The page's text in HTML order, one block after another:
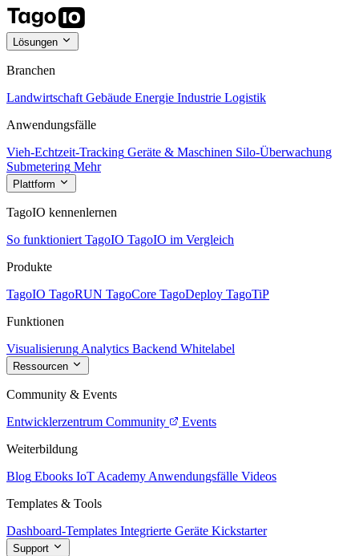
Lösungen
Branchen
Landwirtschaft Gebäude Energie Industrie Logistik
Anwendungsfälle
Vieh-Echtzeit-Tracking Geräte & Maschinen Silo-Überwachung
Submetering Mehr
Plattform
TagoIO kennenlernen
So funktioniert TagoIO TagoIO im Vergleich
Produkte
TagoIO TagoRUN TagoCore TagoDeploy TagoTiP
Funktionen
Visualisierung Analytics Backend Whitelabel
Ressourcen
Community & Events
Entwicklerzentrum Community
Events
Weiterbildung
Blog Ebooks IoT Academy Anwendungsfälle Videos
Templates & Tools
Dashboard-Templates Integrierte Geräte Kickstarter
Support